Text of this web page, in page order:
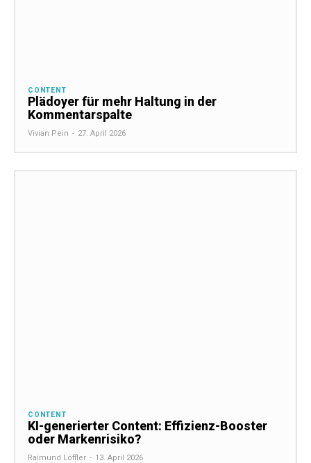
CONTENT
Plädoyer für mehr Haltung in der
Kommentarspalte
Vivian Pein - 27. April 2026
CONTENT
KI-generierter Content: Effizienz-Booster
oder Markenrisiko?
Raimund Löffler - 13. April 2026